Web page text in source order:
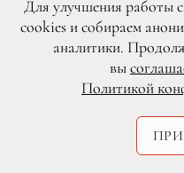
Для улучшения работы
cookies и собираем
аналитики.
вы
Политикой